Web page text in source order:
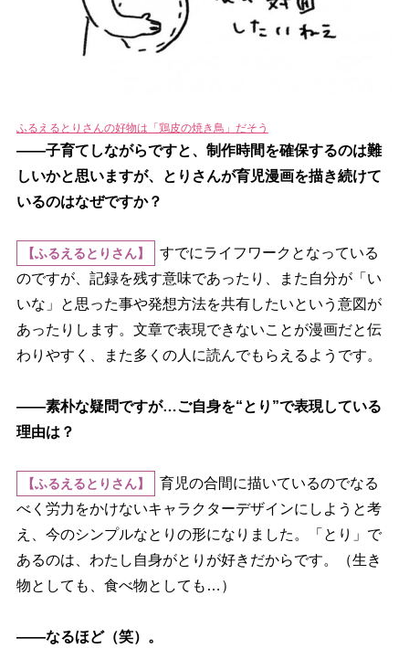
ふるえるとりさんの好物は「鶏皮の焼き鳥」だそう
――子育てしながらですと、制作時間を確保するのは難
しいかと思いますが、とりさんが育児漫画を描き続けて
いるのはなぜですか？
【ふるえるとりさん】
すでにライフワークとなっている
のですが、記録を残す意味であったり、また自分が「い
いな」と思った事や発想方法を共有したいという意図が
あったりします。文章で表現できないことが漫画だと伝
わりやすく、また多くの人に読んでもらえるようです。
――素朴な疑問ですが…ご自身を“とり”で表現している
理由は？
【ふるえるとりさん】
育児の合間に描いているのでなる
べく労力をかけないキャラクターデザインにしようと考
え、今のシンプルなとりの形になりました。「とり」で
あるのは、わたし自身がとりが好きだからです。（生き
物としても、食べ物としても…）
――なるほど（笑）。